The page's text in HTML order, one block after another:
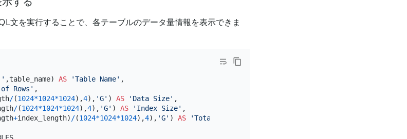
文を実行することで、各テーブルのデータ量情報を表示できま
,table_name) AS 'Table Name' ,
of Rows' ,
/(1024*1024*1024),4), 'G' ) AS 'Data Size' ,
/(1024*1024*1024),4), 'G' ) AS 'Index Size' ,
+index_length) /(1024*1024*1024),4), 'G' ) AS
'Total'
    information_schema.TABLES